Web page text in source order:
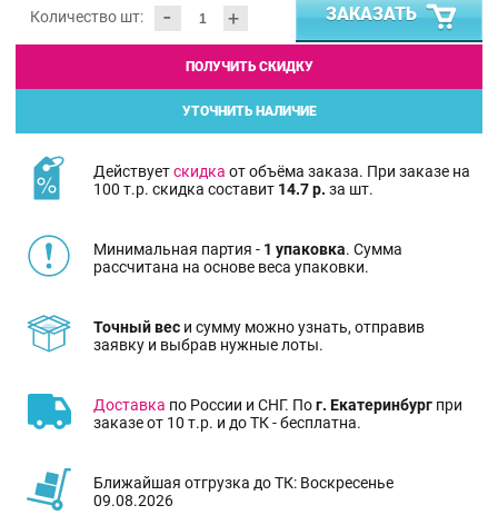
Количество шт: - + ЗАКАЗАТЬ
ПОЛУЧИТЬ СКИДКУ
УТОЧНИТЬ НАЛИЧИЕ
Действуетскидка от объёма заказа. При заказе на
100 т.р. скидка составит 14.7 р. за шт.
Минимальная партия - 1 упаковка. Сумма
рассчитана на основе веса упаковки.
Точный вес и сумму можно узнать, отправив
заявку и выбрав нужные лоты.
Доставка по России и СНГ. Пог. Екатеринбург при
заказе от 10 т.р. и до ТК - бесплатна.
Ближайшая отгрузка до ТК: Воскресенье
09.08.2026